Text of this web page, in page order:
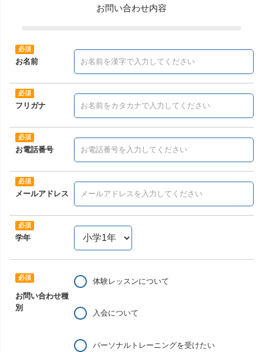
お問い合わせ内容
お名前
フリガナ
お電話番号
メールアドレス
学年
お問い合わせ種
別
体験レッスンについて
入会について
パーソナルトレーニングを受けたい